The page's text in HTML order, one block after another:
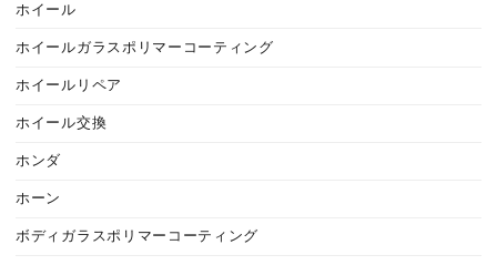
ホイール
ホイールガラスポリマーコーティング
ホイールリペア
ホイール交換
ホンダ
ホーン
ボディガラスポリマーコーティング